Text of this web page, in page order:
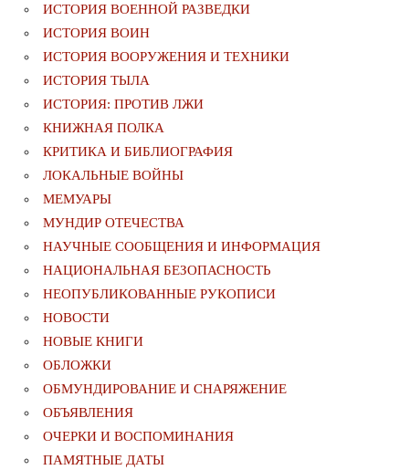
ИСТОРИЯ ВОЕННОЙ РАЗВЕДКИ
ИСТОРИЯ ВОИН
ИСТОРИЯ ВООРУЖЕНИЯ И ТЕХНИКИ
ИСТОРИЯ ТЫЛА
ИСТОРИЯ: ПРОТИВ ЛЖИ
КНИЖНАЯ ПОЛКА
КРИТИКА И БИБЛИОГРАФИЯ
ЛОКАЛЬНЫЕ ВОЙНЫ
МЕМУАРЫ
МУНДИР ОТЕЧЕСТВА
НАУЧНЫЕ СООБЩЕНИЯ И ИНФОРМАЦИЯ
НАЦИОНАЛЬНАЯ БЕЗОПАСНОСТЬ
НЕОПУБЛИКОВАННЫЕ РУКОПИСИ
НОВОСТИ
НОВЫЕ КНИГИ
ОБЛОЖКИ
ОБМУНДИРОВАНИЕ И СНАРЯЖЕНИЕ
ОБЪЯВЛЕНИЯ
ОЧЕРКИ И ВОСПОМИНАНИЯ
ПАМЯТНЫЕ ДАТЫ